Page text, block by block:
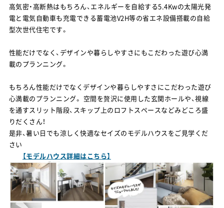
高気密・高断熱はもちろん、エネルギーを自給する5.4Kwの太陽光発
電と電気自動車も充電できる蓄電池V2H等の省エネ設備搭載の自給
型次世代住宅です。
性能だけでなく、デザインや暮らしやすさにもこだわった遊び心満
載のプランニング。
もちろん性能だけでなくデザインや暮らしやすさにこだわった遊び
心満載のプランニング。 空間を贅沢に使用した玄関ホールや、視線
を通すスリット階段、スキップ上のロフトスペースなどみどころ盛
りだくさん！
是非、暑い日でも涼しく快適なセイズのモデルハウスをご見学くだ
さい
【モデルハウス詳細はこちら】